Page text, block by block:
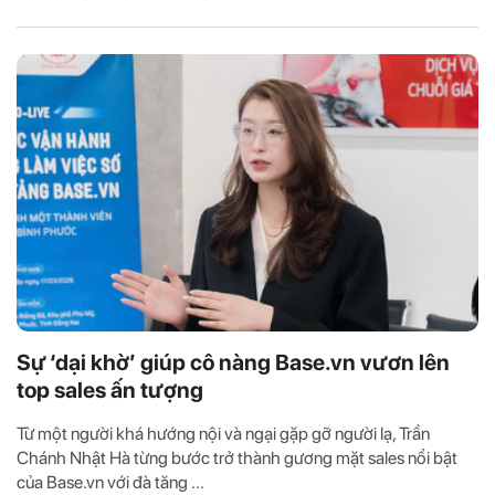
Sự ‘dại khờ’ giúp cô nàng Base.vn vươn lên
top sales ấn tượng
Từ một người khá hướng nội và ngại gặp gỡ người lạ, Trần
Chánh Nhật Hà từng bước trở thành gương mặt sales nổi bật
của Base.vn với đà tăng ...